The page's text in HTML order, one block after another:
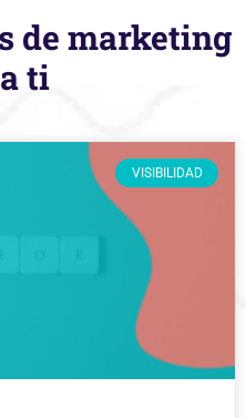
de marketing
ti
VISIBILIDAD